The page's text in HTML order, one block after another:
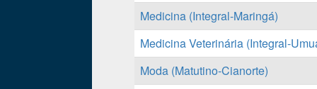
Medicina (Integral-Maringá)
Medicina Veterinária (Integral-
Moda (Matutino-Cianorte)